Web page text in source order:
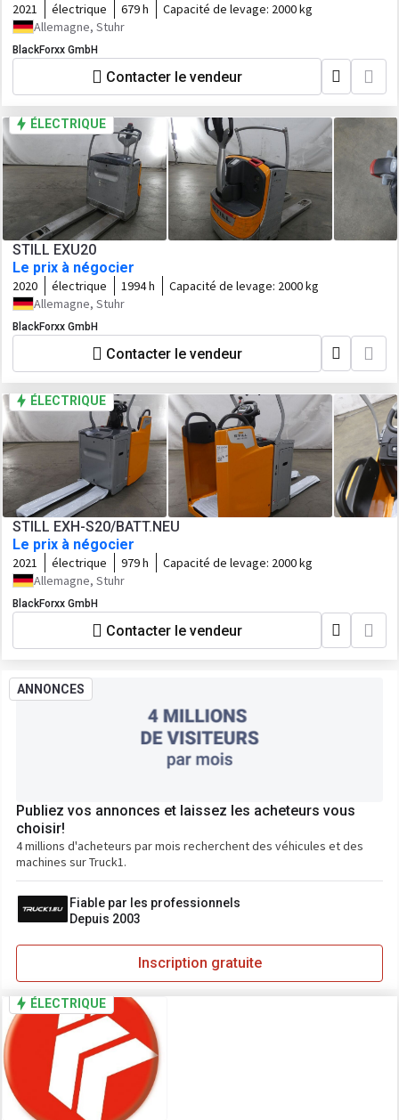
2021 électrique 679 h Capacité de levage: 2000 kg
Allemagne, Stuhr
BlackForxx GmbH
Contacter le vendeur
ÉLECTRIQUE
STILL EXU20
Le prix à négocier
2020 électrique 1994 h Capacité de levage: 2000 kg
Allemagne, Stuhr
BlackForxx GmbH
Contacter le vendeur
ÉLECTRIQUE
STILL EXH-S20/BATT.NEU
Le prix à négocier
2021 électrique 979 h Capacité de levage: 2000 kg
Allemagne, Stuhr
BlackForxx GmbH
Contacter le vendeur
ANNONCES
Publiez vos annonces et laissez les acheteurs vous
choisir!
4 millions d'acheteurs par mois recherchent des véhicules et des
machines sur Truck1.
Fiable par les professionnels
Depuis 2003
Inscription gratuite
ÉLECTRIQUE